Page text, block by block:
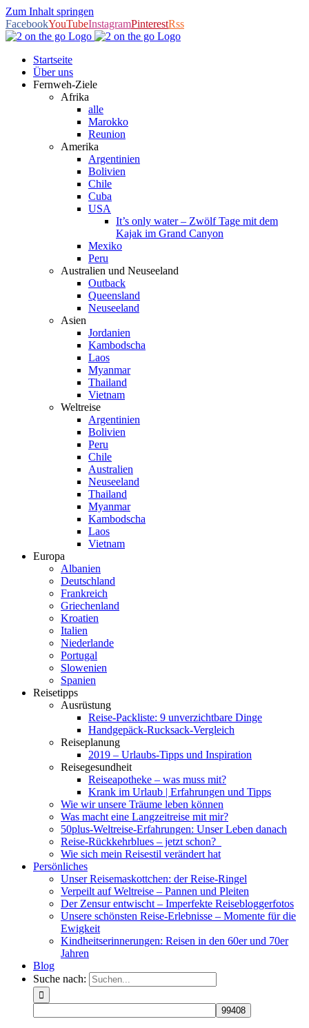
Zum Inhalt springen
FacebookYouTubeInstagramPinterestRss
Startseite
Über uns
Fernweh-Ziele
Afrika
alle
Marokko
Reunion
Amerika
Argentinien
Bolivien
Chile
Cuba
USA
It’s only water – Zwölf Tage mit dem
Kajak im Grand Canyon
Mexiko
Peru
Australien und Neuseeland
Outback
Queensland
Neuseeland
Asien
Jordanien
Kambodscha
Laos
Myanmar
Thailand
Vietnam
Weltreise
Argentinien
Bolivien
Peru
Chile
Australien
Neuseeland
Thailand
Myanmar
Kambodscha
Laos
Vietnam
Europa
Albanien
Deutschland
Frankreich
Griechenland
Kroatien
Italien
Niederlande
Portugal
Slowenien
Spanien
Reisetipps
Ausrüstung
Reise-Packliste: 9 unverzichtbare Dinge
Handgepäck-Rucksack-Vergleich
Reiseplanung
2019 – Urlaubs-Tipps und Inspiration
Reisegesundheit
Reiseapotheke – was muss mit?
Krank im Urlaub | Erfahrungen und Tipps
Wie wir unsere Träume leben können
Was macht eine Langzeitreise mit mir?
50plus-Weltreise-Erfahrungen: Unser Leben danach
Reise-Rückkehrblues – jetzt schon?
Wie sich mein Reisestil verändert hat
Persönliches
Unser Reisemaskottchen: der Reise-Ringel
Verpeilt auf Weltreise – Pannen und Pleiten
Der Zensur entwischt – Imperfekte Reisebloggerfotos
Unsere schönsten Reise-Erlebnisse – Momente für die
Ewigkeit
Kindheitserinnerungen: Reisen in den 60er und 70er
Jahren
Blog
Suche nach: